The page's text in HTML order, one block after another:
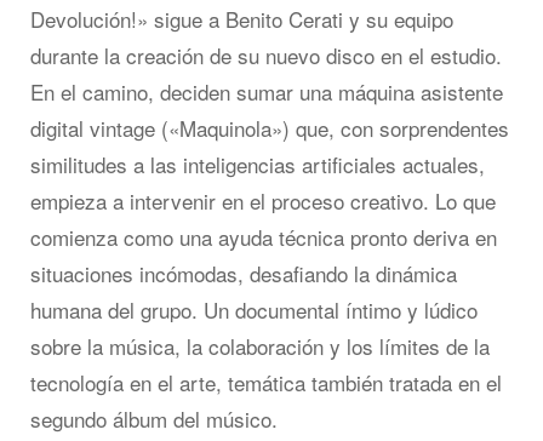
Devolución!» sigue a Benito Cerati y su equipo
durante la creación de su nuevo disco en el estudio.
En el camino, deciden sumar una máquina asistente
digital vintage («Maquinola») que, con sorprendentes
similitudes a las inteligencias artificiales actuales,
empieza a intervenir en el proceso creativo. Lo que
comienza como una ayuda técnica pronto deriva en
situaciones incómodas, desafiando la dinámica
humana del grupo. Un documental íntimo y lúdico
sobre la música, la colaboración y los límites de la
tecnología en el arte, temática también tratada en el
segundo álbum del músico.